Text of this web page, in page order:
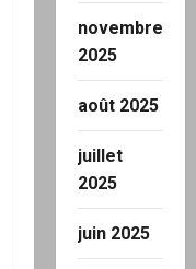
novembre
2025
août 2025
juillet
2025
juin 2025